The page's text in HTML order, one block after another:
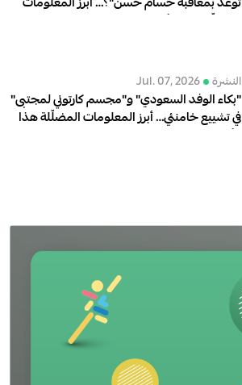
توعّد بمعاقبة حسام حسن"؟… أبرز المعلومات
النشرة Jul. 07, 2026
"بكاء الوفد السعودي" و"مجسم كارتوني لمجتبى"
في تشييع خامنئي… أبرز المعلومات المضلّلة هذا